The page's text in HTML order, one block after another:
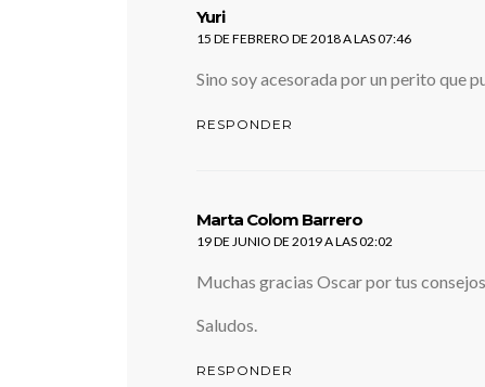
Yuridice:
15 DE FEBRERO DE 2018 A LAS 07:46
Sino soy acesorada por un perito que
RESPONDER
Marta Colom Barrero
19 DE JUNIO DE 2019 A LAS 02:02
Muchas gracias Oscar por tus
Saludos.
RESPONDER